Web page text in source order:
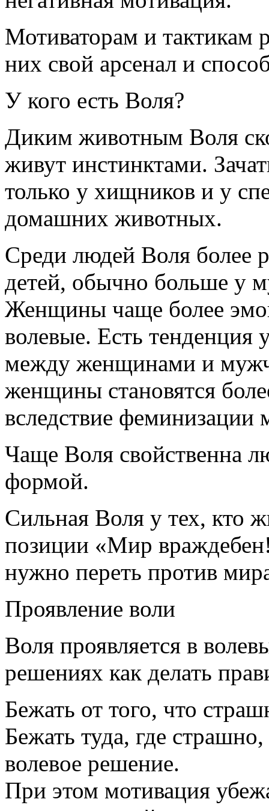
Мотиваторам и тактикам
них свой арсенал и
У кого есть Воля?
Диким животным Воля
живут инстинктами.
только у хищников и у
домашних животных.
Среди людей Воля более
детей, обычно больше у
Женщины чаще более
волевые. Есть
между женщинами и
женщины становятся
вследствие феминизации
Чаще Воля свойственна
формой.
Сильная Воля у тех, кто
позиции «Мир
нужно переть против
Проявление воли
Воля проявляется в
решениях как делать
Бежать от того, что
Бежать туда, где
волевое решение.
При этом мотивация